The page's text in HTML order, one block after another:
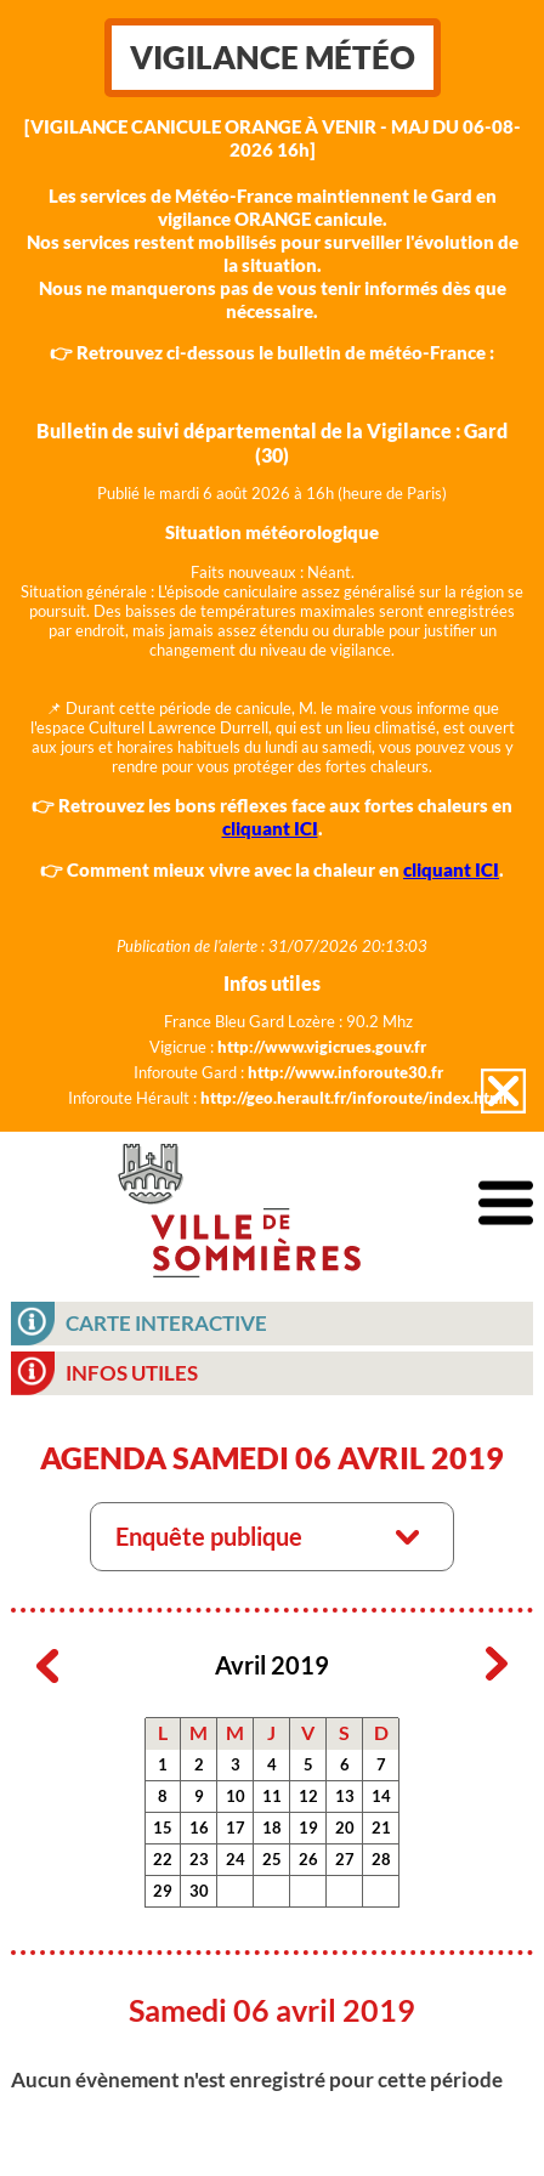
VIGILANCE MÉTÉO
[VIGILANCE CANICULE ORANGE À VENIR - MAJ DU 06-08-
2026 16h]
Les services de Météo-France maintiennent le Gard en
vigilance ORANGE canicule.
Nos services restent mobilisés pour surveiller l'évolution de
la situation.
Nous ne manquerons pas de vous tenir informés dès que
nécessaire.
👉 Retrouvez ci-dessous le bulletin de météo-France :
Bulletin de suivi départemental de la Vigilance : Gard
(30)
Publié le mardi 6 août 2026 à 16h (heure de Paris)
Situation météorologique
Faits nouveaux : Néant.
Situation générale : L'épisode caniculaire assez généralisé sur la région se
poursuit. Des baisses de températures maximales seront enregistrées
par endroit, mais jamais assez étendu ou durable pour justifier un
changement du niveau de vigilance.
📌 Durant cette période de canicule, M. le maire vous informe que
l'espace Culturel Lawrence Durrell, qui est un lieu climatisé, est ouvert
aux jours et horaires habituels du lundi au samedi, vous pouvez vous y
rendre pour vous protéger des fortes chaleurs.
👉 Retrouvez les bons réflexes face aux fortes chaleurs en
cliquant ICI.
👉 Comment mieux vivre avec la chaleur en cliquant ICI.
Publication de l'alerte : 31/07/2026 20:13:03
Infos utiles
France Bleu Gard Lozère : 90.2 Mhz
Vigicrue :http://www.vigicrues.gouv.fr
Inforoute Gard :http://www.inforoute30.fr
Inforoute Hérault :http://geo.herault.fr/inforoute/index.html
CARTE INTERACTIVE
INFOS UTILES
AGENDA SAMEDI 06 AVRIL 2019
Enquête publique
Avril 2019
L M M J V S D
1 2 3 4 5 6
7
8
9 10 11 12 13
14
15
16 17 18 19 20
21
22
23 24 25 26 27
28
29
30
Samedi 06 avril 2019
Aucun évènement n'est enregistré pour cette période